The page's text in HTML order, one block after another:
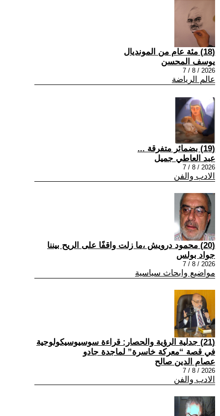
(18) مئة عام من المونديال
يوسف المحسن
2026 / 8 / 7
عالم الرياضة
(19) بضمائر متفرقة ...
عبد العاطي جميل
2026 / 8 / 7
الادب والفن
(20) محمود درويش ،ما زلت واقفًا على الريح بيننا
جواد بولس
2026 / 8 / 7
مواضيع وابحاث سياسية
(21) جدلية الرؤية والحصار: قراءة سوسيوسيكولوجية
في قصة “معركة خاسرة” لماجدة جادو
عصام الدين صالح
2026 / 8 / 7
الادب والفن